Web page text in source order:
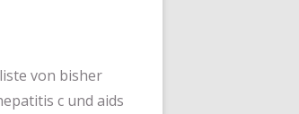
von bisher
c und aids